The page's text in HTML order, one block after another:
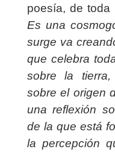
poesía, de toda
Es una
surge va
que celebra
sobre la
sobre el origen
una reflexión
de la que está
la percepción